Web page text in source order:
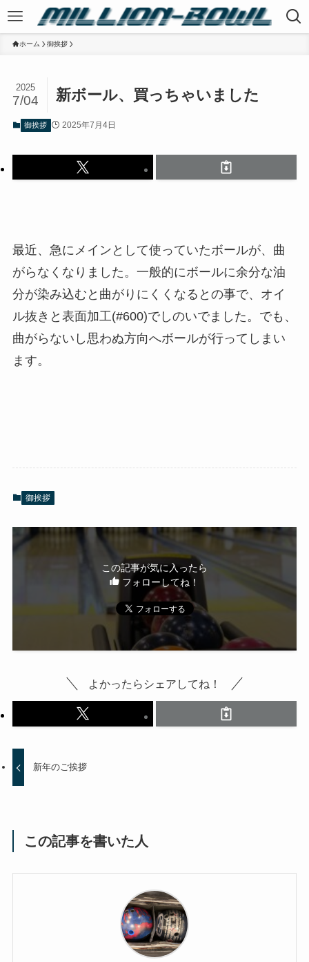
ホーム 御挨拶
新ボール、買っちゃいました
2025
7/04
御挨拶 2025年7月4日
最近、急にメインとして使っていたボールが、曲
がらなくなりました。一般的にボールに余分な油
分が染み込むと曲がりにくくなるとの事で、オイ
ル抜きと表面加工(#600)でしのいでました。でも、
曲がらないし思わぬ方向へボールが行ってしまい
ます。
御挨拶
この記事が気に入ったら
フォローしてね！
よかったらシェアしてね！
新年のご挨拶
この記事を書いた人